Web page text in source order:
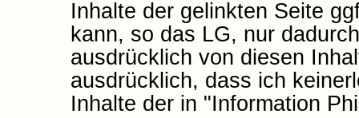
Inhalte der gelinkten Seite
kann, so das LG, nur
ausdrücklich von diesen
ausdrücklich, dass ich
Inhalte der in "Information